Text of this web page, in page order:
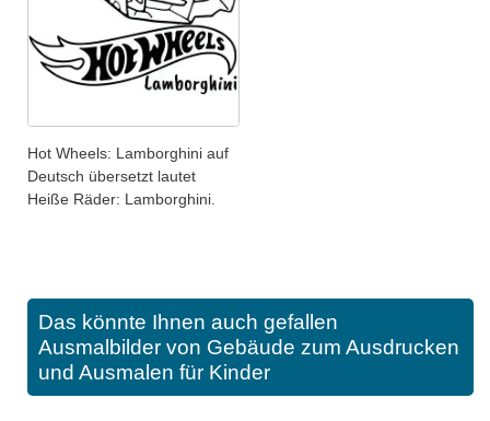
Hot Wheels: Lamborghini auf
Deutsch übersetzt lautet
Heiße Räder: Lamborghini.
Das könnte Ihnen auch gefallen
Ausmalbilder von Gebäude zum Ausdrucken
und Ausmalen für Kinder